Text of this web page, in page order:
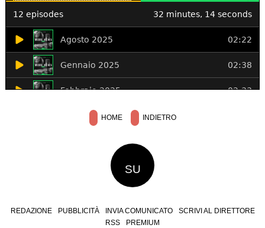
HOME INDIETRO
SU
REDAZIONE PUBBLICITÀ INVIA COMUNICATO
SCRIVI AL DIRETTORE
RSS
PREMIUM